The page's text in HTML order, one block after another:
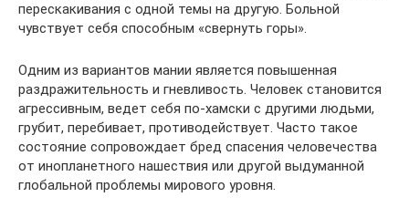
перескакивания с одной темы на другую. Больной
чувствует себя способным «свернуть горы».
Одним из вариантов мании является повышенная
раздражительность и гневливость. Человек становится
агрессивным, ведет себя по-хамски с другими людьми,
грубит, перебивает, противодействует. Часто такое
состояние сопровождает бред спасения человечества
от инопланетного нашествия или другой выдуманной
глобальной проблемы мирового уровня.